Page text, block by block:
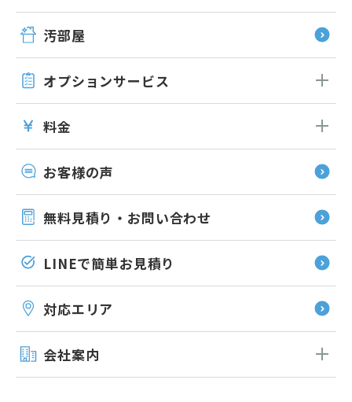
汚部屋
オプションサービス
料金
お客様の声
無料見積り・お問い合わせ
LINEで簡単お見積り
対応エリア
会社案内